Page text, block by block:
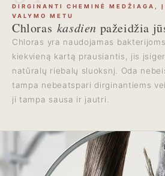
DIRGINANTI CHEMINĖ MEDŽIAGA,
VALYMO METU
Chloras kasdien pažeidžia
Chloras yra naudojamas
kiekvieną kartą prausiantis, jis
natūralų riebalų sluoksnį. Oda
tampa nebeatspari dirginantiems
ji tampa sausa ir jautri.